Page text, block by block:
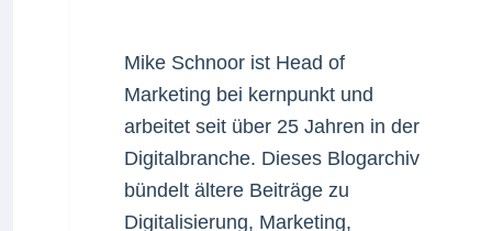
Mike Schnoor ist Head of
Marketing bei kernpunkt und
arbeitet seit über 25 Jahren in der
Digitalbranche. Dieses Blogarchiv
bündelt ältere Beiträge zu
Digitalisierung, Marketing,